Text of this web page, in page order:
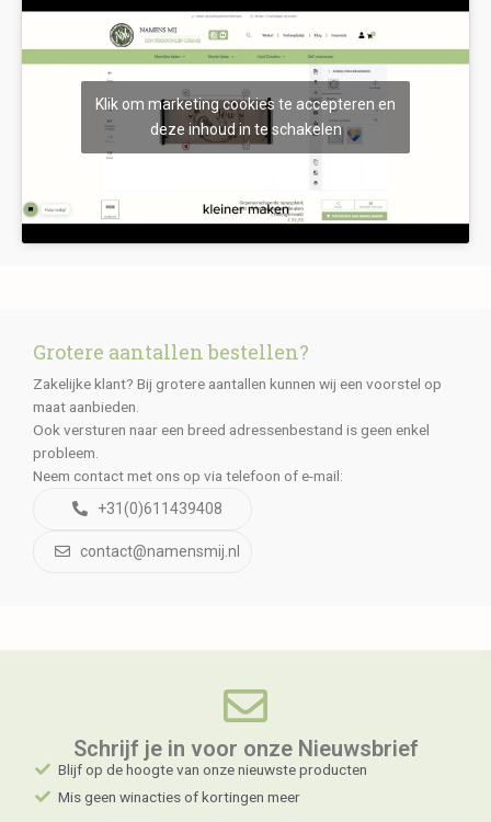
Klik om marketing cookies te accepteren en
deze inhoud in te schakelen
Grotere aantallen bestellen?
Zakelijke klant? Bij grotere aantallen kunnen wij een voorstel op
maat aanbieden.
Ook versturen naar een breed adressenbestand is geen enkel
probleem.
Neem contact met ons op via telefoon of e-mail:
+31(0)611439408
contact@namensmij.nl
Schrijf je in voor onze Nieuwsbrief​
Blijf op de hoogte van onze nieuwste producten
Mis geen winacties of kortingen meer